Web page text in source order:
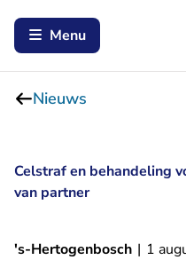
Menu
Nieuws
Celstraf en behandeling
van partner
's-Hertogenbosch | 1